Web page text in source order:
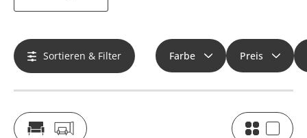
Sortieren & Filter Farbe Preis